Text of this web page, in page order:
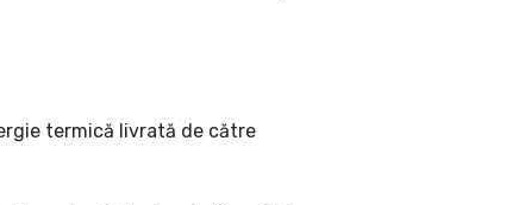
termică livrată de către